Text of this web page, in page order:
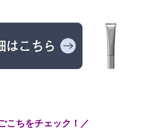
こちをチェック！／